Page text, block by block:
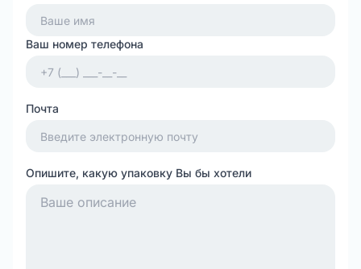
Ваш номер телефона
Почта
Опишите, какую упаковку Вы бы хотели